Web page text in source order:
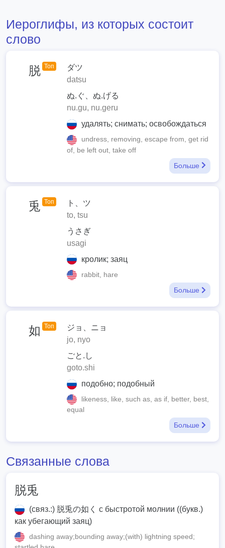
Иероглифы, из которых состоит
слово
脱 Топ
ダツ
datsu
ぬ.ぐ、ぬ.げる
nu.gu, nu.geru
удалять; снимать; освобождаться
undress, removing, escape from, get rid
of, be left out, take off
Больше
兎 Топ
ト、ツ
to, tsu
うさぎ
usagi
кролик; заяц
rabbit, hare
Больше
如 Топ
ジョ、ニョ
jo, nyo
ごと.し
goto.shi
подобно; подобный
likeness, like, such as, as if, better, best,
equal
Больше
Связанные слова
脱兎
(связ.:) 脱兎の如く с быстротой молнии ((букв.)
как убегающий заяц)
dashing away;bounding away;(with) lightning speed;